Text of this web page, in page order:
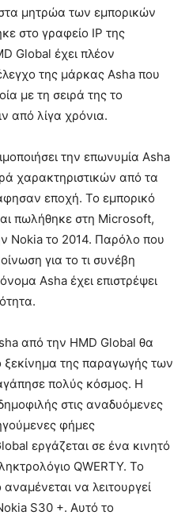
μητρώα των εμπορικών
στο γραφείο IP της
Global έχει πλέον
της μάρκας Asha που
με τη σειρά της το
από λίγα χρόνια.
την επωνυμία Asha
χαρακτηριστικών από τα
εποχή. Το εμπορικό
πωλήθηκε στη Microsoft,
Nokia το 2014. Παρόλο που
για το τι συνέβη
Asha έχει επιστρέψει
από την HMD Global θα
ξεκίνημα της παραγωγής των
πολύς κόσμος. Η
στις αναδυόμενες
φήμες
εργάζεται σε ένα κινητό
QWERTY. Το
να λειτουργεί
S30 +. Αυτό το